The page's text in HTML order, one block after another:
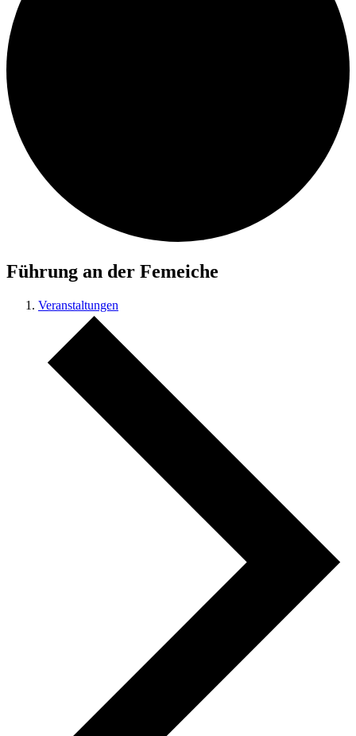
Führung an der Femeiche
Veranstaltungen